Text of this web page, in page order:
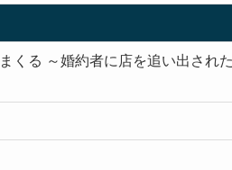
くる ～婚約者に店を追い出され